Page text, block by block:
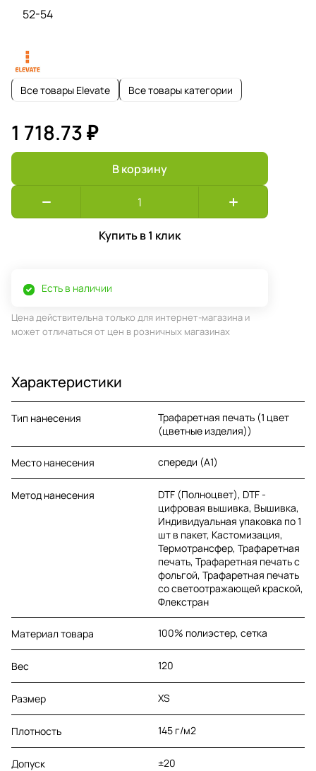
52-54
Все товары Elevate Все товары категории
1 718.73 ₽
В корзину
Купить в 1 клик
Есть в наличии
Цена действительна только для интернет-магазина и
может отличаться от цен в розничных магазинах
Характеристики
Тип нанесения
Трафаретная печать (1 цвет
(цветные изделия))
Место нанесения спереди (A1)
Метод нанесения
DTF (Полноцвет), DTF -
цифровая вышивка, Вышивка,
Индивидуальная упаковка по 1
шт в пакет, Кастомизация,
Термотрансфер, Трафаретная
печать, Трафаретная печать с
фольгой, Трафаретная печать
со светоотражающей краской,
Флекстран
Материал товара 100% полиэстер, сетка
Вес 120
Размер XS
Плотность 145 г/м2
Допуск ±20